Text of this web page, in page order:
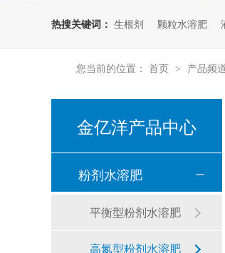
热搜关键词： 生根剂 颗粒水溶肥
您当前的位置： 首页 > 产品频
金亿洋产品中心
粉剂水溶肥
平衡型粉剂水溶肥
高氮型粉剂水溶肥
樱桃种植：如何预防樱桃流胶病？